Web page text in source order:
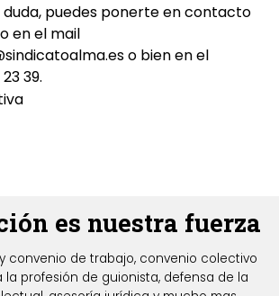
duda, puedes ponerte en contacto
en el mail
o bien en el
39.
es nuestra fuerza
convenio de trabajo, convenio colectivo
profesión de guionista, defensa de la